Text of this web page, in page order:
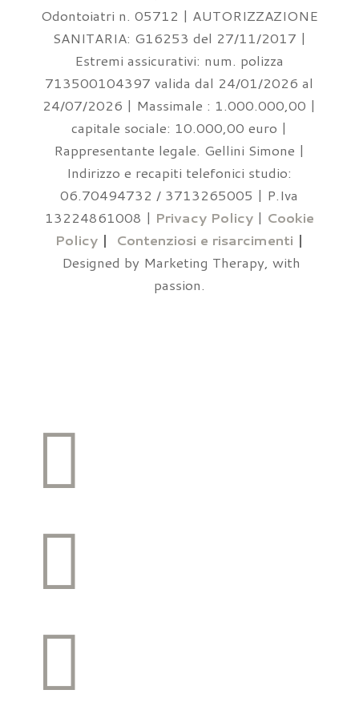
Odontoiatri n. 05712 | AUTORIZZAZIONE
SANITARIA: G16253 del 27/11/2017 |
Estremi assicurativi: num. polizza
713500104397 valida dal 24/01/2026 al
24/07/2026 | Massimale : 1.000.000,00 |
capitale sociale: 10.000,00 euro |
Rappresentante legale. Gellini Simone |
Indirizzo e recapiti telefonici studio:
06.70494732 / 3713265005 | P.Iva
13224861008 | Privacy Policy| Cookie
Policy| Contenziosi e risarcimenti |
Designed by Marketing Therapy, with
passion.


